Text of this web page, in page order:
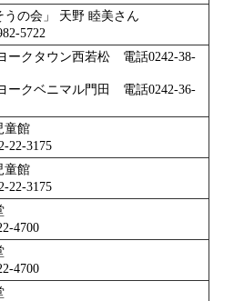
うの会」 天野 睦美さん
5722
ークタウン西若松 電話0242-38-
ークベニマル門田 電話0242-36-
童館
童館
4700
4700